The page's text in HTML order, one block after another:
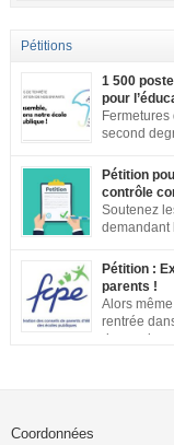
Pétitions
1 500
pour
second
Notre société a
enfants et adolescents
dans le contexte actuel
Pétition
contrôle
Soutenez
demandant
importantes :
distanciel inexistants,
pétition ici
Pétition :
parents !
Alors même
rentrée
demande
Coordonnées